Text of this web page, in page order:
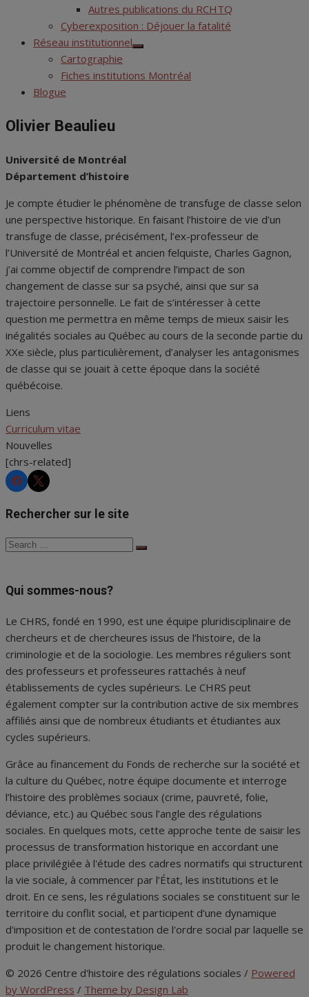
Autres publications du RCHTQ
Cyberexposition : Déjouer la fatalité
Réseau institutionnel
Show
menu
Cartographie
Fiches institutions Montréal
Blogue
Olivier Beaulieu
Université de Montréal
Département d’histoire
Je compte étudier le phénomène de transfuge de classe selon
une perspective historique. En faisant l’histoire de vie d’un
transfuge de classe, précisément, l’ex-professeur de
l’Université de Montréal et ancien felquiste, Charles Gagnon,
j’ai comme objectif de comprendre l’impact de son
changement de classe sur sa psyché, ainsi que sur sa
trajectoire personnelle. Le fait de s’intéresser à cette
question me permettra en même temps de mieux saisir les
inégalités sociales au Québec au cours de la seconde partie du
XXe siècle, plus particulièrement, d’analyser les antagonismes
de classe qui se jouait à cette époque dans la société
québécoise.
Liens
Curriculum vitae
Nouvelles
[chrs-related]
CHRSCHRS
Rechercher sur le site
Search
Search
Qui sommes-nous?
Le CHRS, fondé en 1990, est une équipe pluridisciplinaire de
chercheurs et de chercheures issus de l’histoire, de la
criminologie et de la sociologie. Les membres réguliers sont
des professeurs et professeures rattachés à neuf
établissements de cycles supérieurs. Le CHRS peut
également compter sur la contribution active de six membres
affiliés ainsi que de nombreux étudiants et étudiantes aux
cycles supérieurs.
Grâce au financement du Fonds de recherche sur la société et
la culture du Québec, notre équipe documente et interroge
l’histoire des problèmes sociaux (crime, pauvreté, folie,
déviance, etc.) au Québec sous l’angle des régulations
sociales. En quelques mots, cette approche tente de saisir les
processus de transformation historique en accordant une
place privilégiée à l'étude des cadres normatifs qui structurent
la vie sociale, à commencer par l’État, les institutions et le
droit. En ce sens, les régulations sociales se constituent sur le
territoire du conflit social, et participent d’une dynamique
d'imposition et de contestation de l'ordre social par laquelle se
produit le changement historique.
© 2026 Centre d'histoire des régulations sociales / Powered
by WordPress / Theme by Design Lab